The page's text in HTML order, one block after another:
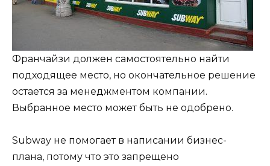
Франчайзи должен самостоятельно найти
подходящее место, но окончательное решение
остается за менеджментом компании.
Выбранное место может быть не одобрено.
Subway не помогает в написании бизнес-
плана, потому что это запрещено